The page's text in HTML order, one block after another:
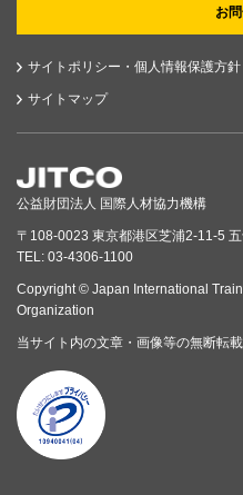
お
サイトポリシー・個人情報保護方針
サイトマップ
公益財団法人 国際人材協力機構
〒108-0023 東京都港区芝浦2-11-5
TEL: 03-4306-1100
Copyright © Japan International
Organization
当サイト内の文章・画像等の無断転